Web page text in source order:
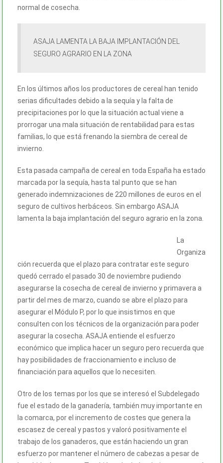
normal de cosecha.
ASAJA LAMENTA LA BAJA IMPLANTACIÓN DEL
SEGURO AGRARIO EN LA ZONA
En los últimos años los productores de cereal han tenido
serias dificultades debido a la sequía y la falta de
precipitaciones por lo que la situación actual viene a
prorrogar una mala situación de rentabilidad para estas
familias, lo que está frenando la siembra de cereal de
invierno.
Esta pasada campaña de cereal en toda España ha estado
marcada por la sequía, hasta tal punto que se han
generado indemnizaciones de 220 millones de euros en el
seguro de cultivos herbáceos. Sin embargo ASAJA
lamenta la baja implantación del seguro agrario en la zona.
La
Organiza
ción recuerda que el plazo para contratar este seguro
quedó cerrado el pasado 30 de noviembre pudiendo
asegurarse la cosecha de cereal de invierno y primavera a
partir del mes de marzo, cuando se abre el plazo para
asegurar el Módulo P, por lo que insistimos en que
consulten con los técnicos de la organización para poder
asegurar la cosecha. ASAJA entiende el esfuerzo
económico que implica hacer un seguro pero recuerda que
hay posibilidades de fraccionamiento e incluso de
financiación para aquellos que lo necesiten.
Otro de los temas por los que se interesó el Subdelegado
fue el estado de la ganadería, también muy importante en
la comarca, por el incremento de costes que genera la
escasez de cereal y pastos y valoró positivamente el
trabajo de los ganaderos, que están haciendo un gran
esfuerzo por mantener el número de cabezas a pesar de